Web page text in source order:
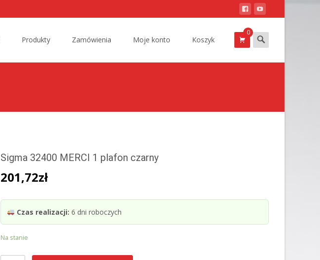
Produkty Zamówienia Moje konto Koszyk
0 Szukam
Sigma 32400 MERCI 1 plafon czarny
201,72zł
Czas realizacji: 6 dni roboczych
Na stanie